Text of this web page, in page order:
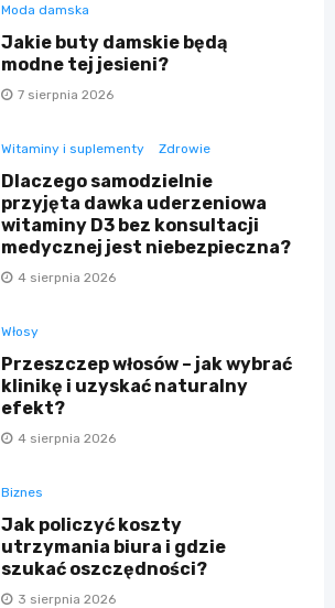
Moda damska
Jakie buty damskie będą
modne tej jesieni?
7 sierpnia 2026
Witaminy i suplementy Zdrowie
Dlaczego samodzielnie
przyjęta dawka uderzeniowa
witaminy D3 bez konsultacji
medycznej jest niebezpieczna?
4 sierpnia 2026
Włosy
Przeszczep włosów – jak wybrać
klinikę i uzyskać naturalny
efekt?
4 sierpnia 2026
Biznes
Jak policzyć koszty
utrzymania biura i gdzie
szukać oszczędności?
3 sierpnia 2026